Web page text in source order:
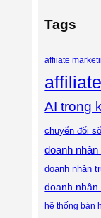
Tags
affiiate
AI trong
chuyển đổi số
doanh
doanh nhân
doanh nhân
hệ thống bán